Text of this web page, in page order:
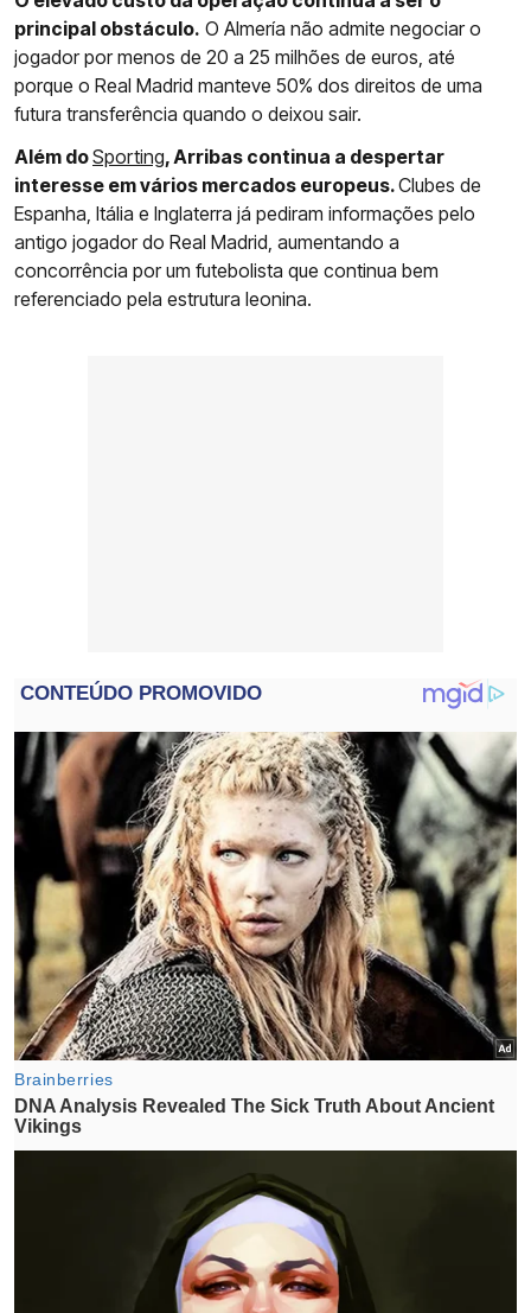
principal obstáculo. O Almería não admite negociar o
jogador por menos de 20 a 25 milhões de euros, até
porque o Real Madrid manteve 50% dos direitos de uma
futura transferência quando o deixou sair.
Além doSporting, Arribas continua a despertar
interesse em vários mercados europeus.Clubes de
Espanha, Itália e Inglaterra já pediram informações pelo
antigo jogador do Real Madrid, aumentando a
concorrência por um futebolista que continua bem
referenciado pela estrutura leonina.